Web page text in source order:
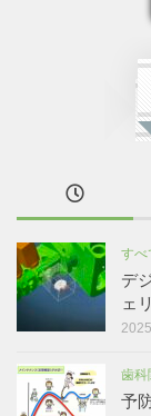
すべ
デ
ェ
歯科
予